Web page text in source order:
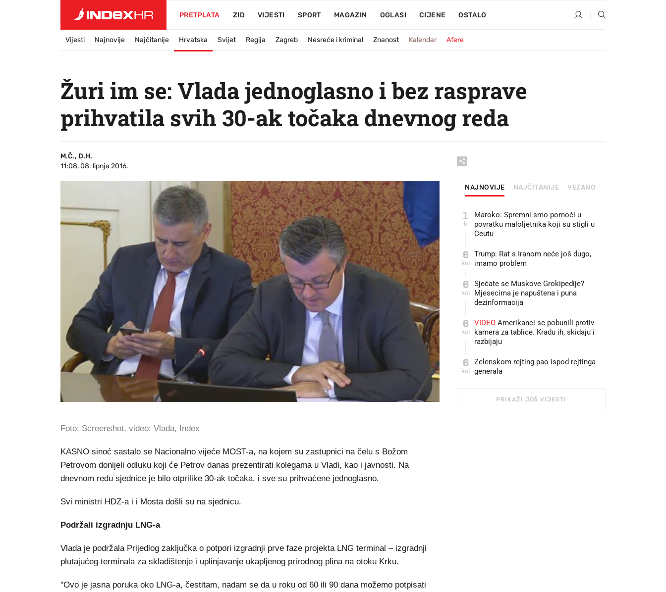
PRETPLATA ZID VIJESTI SPORT MAGAZIN OGLASI CIJENE OSTALO
Vijesti Najnovije Najčitanije Hrvatska Svijet Regija Zagreb Nesreće i kriminal Znanost Kalendar Afere
Žuri im se: Vlada jednoglasno i bez rasprave
prihvatila svih 30-ak točaka dnevnog reda
M.Č., D.H.
11:08, 08. lipnja 2016.
Foto: Screenshot, video: Vlada, Index
KASNO sinoć sastalo se Nacionalno vijeće MOST-a, na kojem su zastupnici na čelu s Božom
Petrovom donijeli odluku koji će Petrov danas prezentirati kolegama u Vladi, kao i javnosti. Na
dnevnom redu sjednice je bilo otprilike 30-ak točaka, i sve su prihvaćene jednoglasno.
Svi ministri HDZ-a i i Mosta došli su na sjednicu.
Podržali izgradnju LNG-a
Vlada je podržala Prijedlog zaključka o potpori izgradnji prve faze projekta LNG terminal – izgradnji
plutajućeg terminala za skladištenje i uplinjavanje ukapljenog prirodnog plina na otoku Krku.
"Ovo je jasna poruka oko LNG-a, čestitam, nadam se da u roku od 60 ili 90 dana možemo potpisati
NAJNOVIJE NAJČITANIJE VEZANO
1
h
Maroko: Spremni smo pomoći u
povratku maloljetnika koji su stigli u
Ceutu
6
kol
Trump: Rat s Iranom neće još dugo,
imamo problem
6
kol
Sjećate se Muskove Grokipedije?
Mjesecima je napuštena i puna
dezinformacija
6
kol
VIDEO Amerikanci se pobunili protiv
kamera za tablice. Kradu ih, skidaju i
razbijaju
6
kol
Zelenskom rejting pao ispod rejtinga
generala
PRIKAŽI JOŠ VIJESTI